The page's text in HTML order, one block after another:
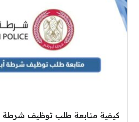
كيفية متابعة طلب توظيف شرطة